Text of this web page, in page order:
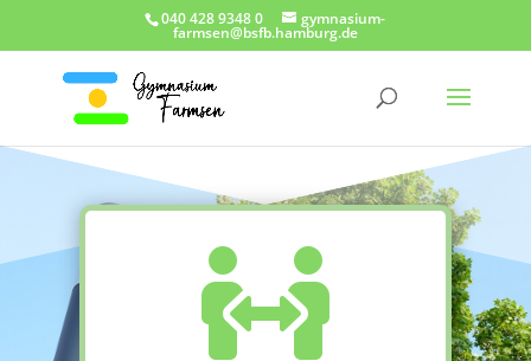
040 428 9348 0 gymnasium-
farmsen@bsfb.hamburg.de
